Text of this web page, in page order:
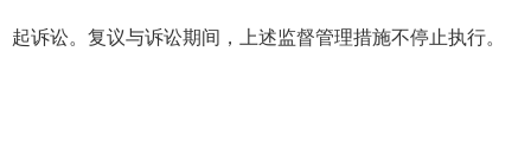
起诉讼。复议与诉讼期间，上述监督管理措施不停止执行。